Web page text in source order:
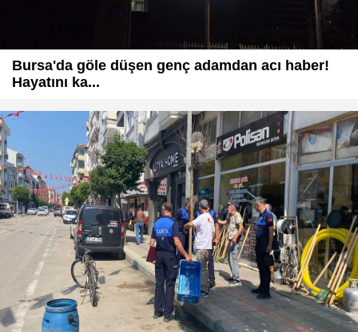
Bursa'da göle düşen genç adamdan acı haber!
Hayatını ka...